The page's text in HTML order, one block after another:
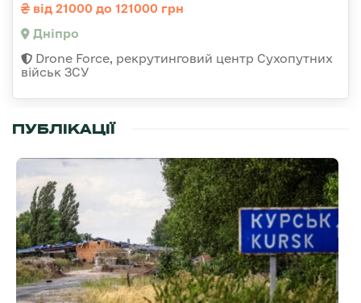
від 21000 до 121000 грн
Дніпро
Drone Force, рекрутинговий центр Сухопутних
військ ЗСУ
ПУБЛІКАЦІЇ